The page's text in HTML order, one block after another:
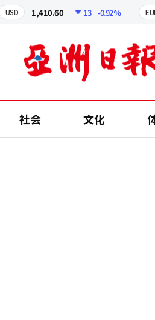
1,410.60 13 -0.92% EUR
社会 文化